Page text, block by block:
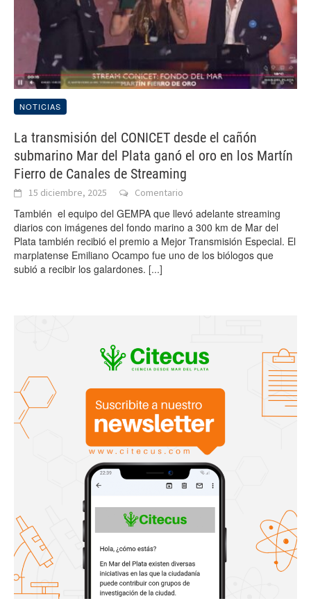
NOTICIAS
La transmisión del CONICET desde el cañón
submarino Mar del Plata ganó el oro en los Martín
Fierro de Canales de Streaming
15 diciembre, 2025 Comentario
También el equipo del GEMPA que llevó adelante streaming
diarios con imágenes del fondo marino a 300 km de Mar del
Plata también recibió el premio a Mejor Transmisión Especial. El
marplatense Emiliano Ocampo fue uno de los biólogos que
subió a recibir los galardones. [...]